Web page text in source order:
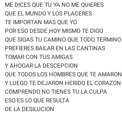
ME DICES QUE TU YA NO ME QUIERES
QUE EL MUNDO Y LOS PLACERES
TE IMPORTAN MAS QUE YO
POR ESO DESDE HOY MISMO TE DIGO
QUE SIGAS TU CAMINO QUE TODO TERMINO
PREFIERES BAILAR EN LAS CANTINAS
TOMAR CON TUS AMIGAS
Y AHOGAR LA DESCEPCION
QUE TODOS LOS HOMBRES QUE TE AMARON
Y LUEGO TE DEJARON HERIDO EL CORAZON
COMPRENDO NO TIENES TU LA CULPA
ESO ES LO QUE RESULTA
DE LA DESILUCION